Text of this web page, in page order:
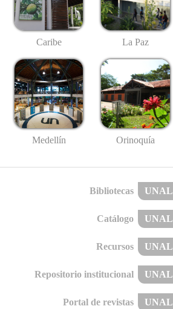
Caribe La Paz
Medellín Orinoquía
Bibliotecas UNAL
Catálogo UNAL
Recursos UNAL
Repositorio institucional UNAL
Portal de revistas UNAL